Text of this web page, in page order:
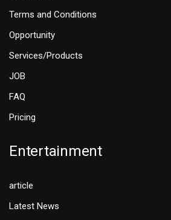
Terms and Conditions
Opportunity
Services/Products
JOB
FAQ
Pricing
Entertainment
article
Latest News